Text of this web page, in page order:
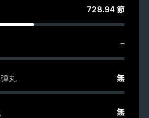
728.94 節
–
丸 無
無